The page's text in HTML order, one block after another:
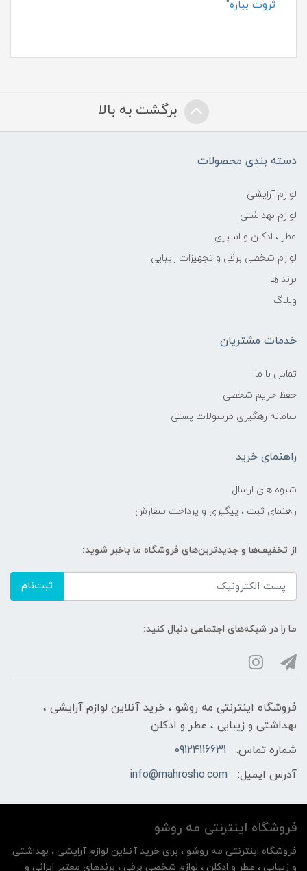
ثروت بباره"
برگشت به بالا
دسته بندی محصولات
لوازم آرایشی
لوازم بهداشتی
عطر ، ادکلن و اسپری
لوازم شخصی برقی و تجهیزات زیبایی
برند ها
وبلاگ
خدمات مشتریان
تماس با ما
حفظ حریم شخصی
سامانه رهگیری مرسولات پستی
راهنمای خرید
شیوه های ارسال
راهنمای ثبت ، پیگیری و پرداخت سفارش
از تخفیف‌ها و جدیدترین‌های فروشگاه ما باخبر شوید:
ثبت‌نام
ما را در شبکه‌های اجتماعی دنبال کنید:
فروشگاه اینترنتی مه‌ رو‌شو ، خرید آنلاین لوازم آرایشی ،
بهداشتی و زیبایی ، عطر و ادکلن
شماره تماس:
09124116631
آدرس ایمیل:
info@mahrosho.com
فروشگاه اینترنتی مه‌ رو‌شو
فروشگاه اینترنتی مه‌ رو‌شو ، برای خرید آنلاین لوازم آرایشی ، بهداشتی
و زیبایی ، عطر و ادکلن ، لوازم شخصی برقی ، برندهای معتبر ایرانی و